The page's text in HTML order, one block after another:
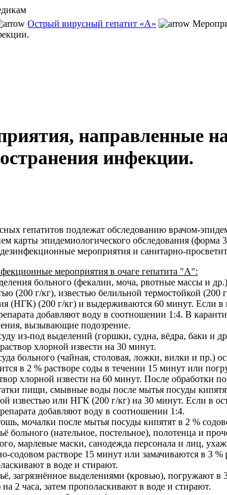
Острый вирусный гепатит «А»
направленные
инфекции.
гепатитов подлежат обследованию врачом-
карты эпидемиологического обследования (форма
мероприятия и санитарно-
мероприятия в очаге гепатита "А":
больного (фекалии, моча, рвотные массы и
(200 г/кг), известью белильной термостойкой
(НГК) (200 г/кг) и выдерживаются 60 минут. Если в
добавляют воду в соотношении 1:4. В
вызывающие подозрение.
из-под выделений (горшки, судна, вёдра, баки и
хлорной извести на 30 минут.
больного (чайная, столовая, ложки, вилки и пр.)
в 2 % растворе соды в течении 15 минут или
хлорной извести на 60 минут. После обработки
пищи, смывные воды после мытья посуды
известью или НГК (200 г/кг) на 30 минут. Если в
добавляют воду в соотношении 1:4.
мочалки после мытья посуды кипятят в 2 %
больного (нательное, постельное), полотенца и
марлевые маски, санодежда персонала и лиц,
содовом растворе 15 минут или замачиваются в 3 %
в воде и стирают.
загрязнённое выделениями (кровью), погружают в
на 2 часа, затем прополаскивают в воде и стирают.